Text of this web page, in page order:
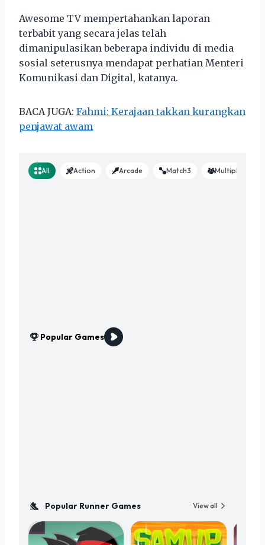
Awesome TV mempertahankan laporan
terbabit yang secara jelas telah
dimanipulasikan beberapa individu di media
sosial seterusnya mendapat perhatian Menteri
Komunikasi dan Digital, katanya.
BACA JUGA: Fahmi: Kerajaan takkan kurangkan
penjawat awam